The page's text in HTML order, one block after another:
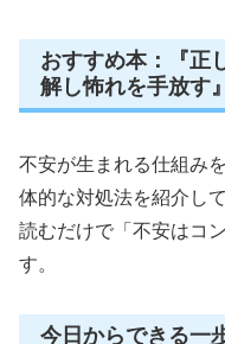
おすすめ本：『正
解し怖れを手放す
不安が生まれる仕組み
体的な対処法を紹介して
読むだけで「不安はコ
す。
今日からできる一